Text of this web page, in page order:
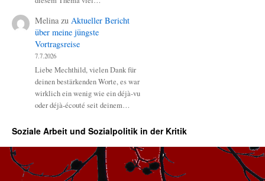
Melina zu Aktueller Bericht
über meine jüngste
Vortragsreise
7.7.2026
Liebe Mechthild, vielen Dank für
deinen bestärkenden Worte, es war
wirklich ein wenig wie ein déjà-vu
oder déjà-écouté seit deinem…
Soziale Arbeit und Sozialpolitik in der Kritik